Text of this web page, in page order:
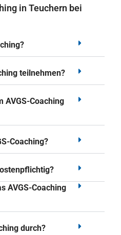
in Teuchern bei
teilnehmen?
AVGS-Coaching
Coaching?
AVGS-Coaching
durch?